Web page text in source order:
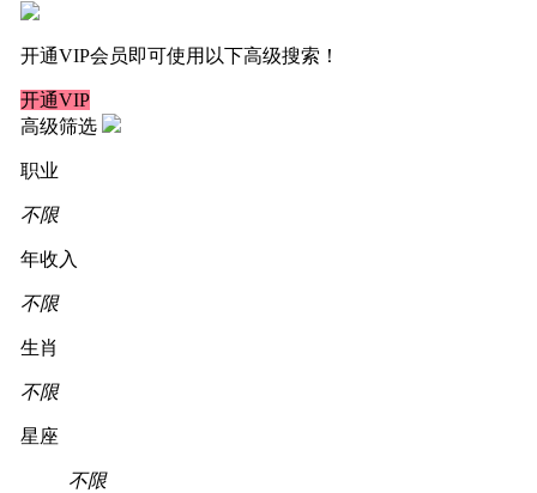
开通VIP会员即可使用以下高级搜索！
开通VIP
高级筛选
职业
不限
年收入
不限
生肖
不限
星座
不限